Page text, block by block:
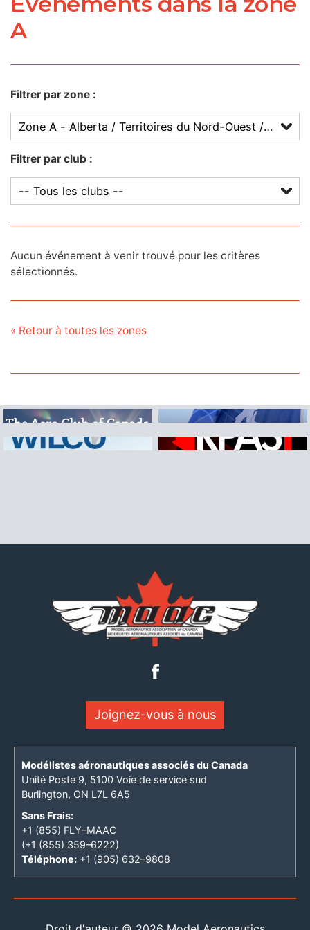
A
Filtrer par zone :
Filtrer par club :
Aucun événement à venir trouvé pour les critères
sélectionnés.
« Retour à toutes les zones
Joignez-vous à nous
Modélistes aéronautiques associés du Canada
Unité Poste 9, 5100 Voie de service sud
Burlington, ON L7L 6A5
Sans Frais:
+1 (855) FLY–MAAC
(+1 (855) 359–6222)
Téléphone: +1 (905) 632–9808